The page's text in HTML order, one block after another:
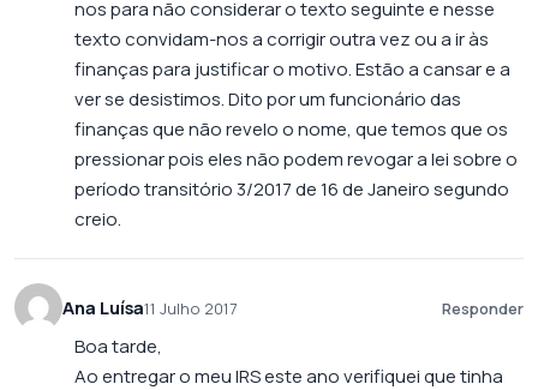
nos para não considerar o texto seguinte e nesse
texto convidam-nos a corrigir outra vez ou a ir às
finanças para justificar o motivo. Estão a cansar e a
ver se desistimos. Dito por um funcionário das
finanças que não revelo o nome, que temos que os
pressionar pois eles não podem revogar a lei sobre o
período transitório 3/2017 de 16 de Janeiro segundo
creio.
Ana Luísa11 Julho 2017 Responder
Boa tarde,
Ao entregar o meu IRS este ano verifiquei que tinha